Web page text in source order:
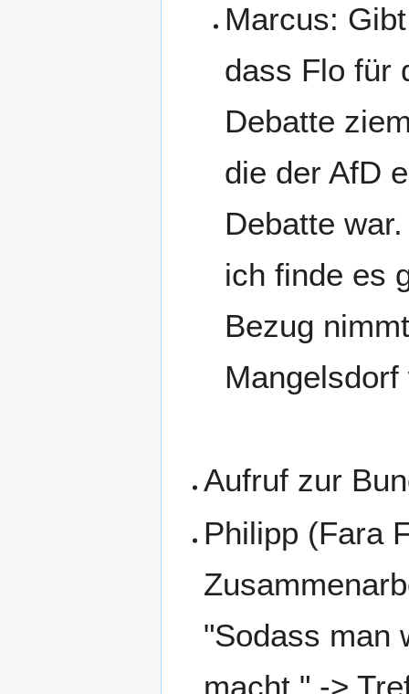
Marcus:
dass Flo für
Debatte
die der AfD
Debatte
ich finde es
Bezug
Mangelsdorf
Aufruf zur
Philipp (Fara
"Sodass man
macht." ->